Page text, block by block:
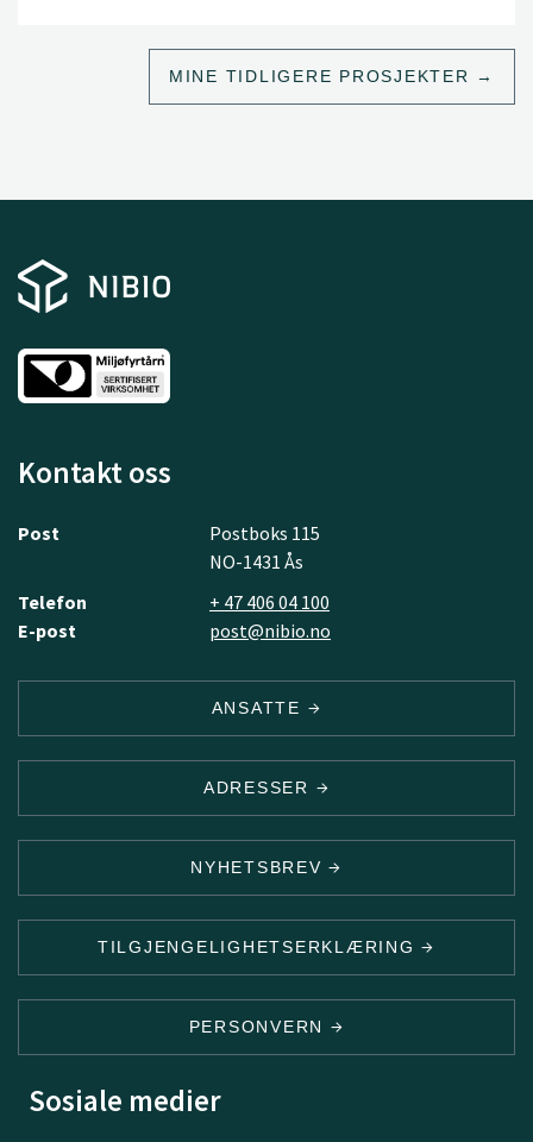
MINE TIDLIGERE PROSJEKTER
Kontakt oss
Post
Postboks 115
NO-1431 Ås
Telefon
+ 47 406 04 100
E-post
post@nibio.no
ANSATTE
ADRESSER
NYHETSBREV
TILGJENGELIGHETSERKLÆRING
PERSONVERN
Sosiale medier